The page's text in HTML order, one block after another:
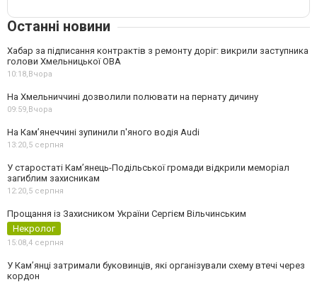
Останні новини
Хабар за підписання контрактів з ремонту доріг: викрили заступника
голови Хмельницької ОВА
10:18,Вчора
На Хмельниччині дозволили полювати на пернату дичину
09:59,Вчора
На Камʼянеччині зупинили п'яного водія Audi
13:20,5 серпня
У старостаті Кам’янець-Подільської громади відкрили меморіал
загиблим захисникам
12:20,5 серпня
Прощання із Захисником України Сергієм Вільчинським
Некролог
15:08,4 серпня
У Кам’янці затримали буковинців, які організували схему втечі через
кордон